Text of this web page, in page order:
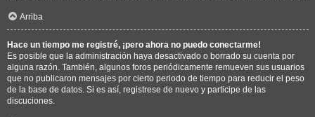
Arriba
Hace un tiempo me registré, ¡pero ahora no puedo conectarme!
Es posible que la administración haya desactivado o borrado su cuenta por
alguna razón. También, algunos foros periódicamente remueven sus usuarios
que no publicaron mensajes por cierto periodo de tiempo para reducir el peso
de la base de datos. Si es así, registrese de nuevo y participe de las
discuciones.